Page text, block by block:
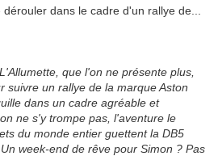
dans le cadre d'un rallye de...
que l'on ne présente plus,
suivre un rallye de la marque Aston
dans un cadre agréable et
ne s'y trompe pas, l'aventure le
du monde entier guettent la DB5
week-end de rêve pour Simon ? Pas